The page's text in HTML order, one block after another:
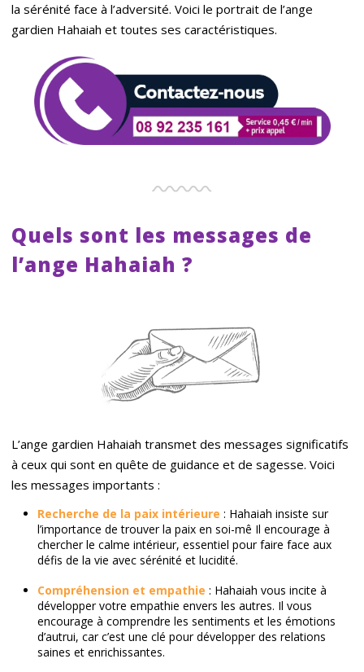
la sérénité face à l’adversité. Voici le portrait de l’ange
gardien Hahaiah et toutes ses caractéristiques.
Quels sont les messages de
l’ange Hahaiah ?
L’ange gardien Hahaiah transmet des messages significatifs
à ceux qui sont en quête de guidance et de sagesse. Voici
les messages importants :
Recherche de la paix intérieure : Hahaiah insiste sur
l’importance de trouver la paix en soi-mê Il encourage à
chercher le calme intérieur, essentiel pour faire face aux
défis de la vie avec sérénité et lucidité.
Compréhension et empathie : Hahaiah vous incite à
développer votre empathie envers les autres. Il vous
encourage à comprendre les sentiments et les émotions
d’autrui, car c’est une clé pour développer des relations
saines et enrichissantes.